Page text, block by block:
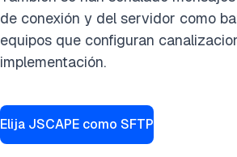
de conexión y del servidor como
equipos que configuran
implementación.
Elija JSCAPE como SFTP